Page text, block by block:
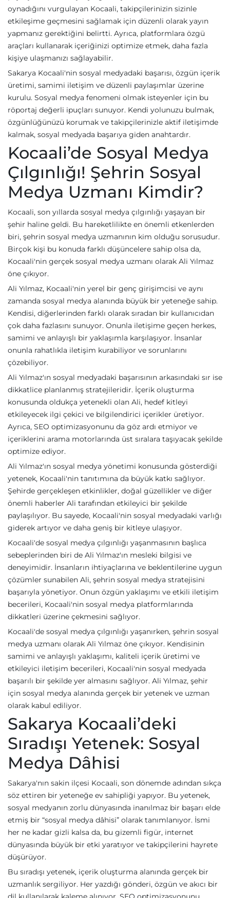
oynadığını vurgulayan Kocaali, takipçilerinizin sizinle
etkileşime geçmesini sağlamak için düzenli olarak yayın
yapmanız gerektiğini belirtti. Ayrıca, platformlara özgü
araçları kullanarak içeriğinizi optimize etmek, daha fazla
kişiye ulaşmanızı sağlayabilir.
Sakarya Kocaali'nin sosyal medyadaki başarısı, özgün içerik
üretimi, samimi iletişim ve düzenli paylaşımlar üzerine
kurulu. Sosyal medya fenomeni olmak isteyenler için bu
röportaj değerli ipuçları sunuyor. Kendi yolunuzu bulmak,
özgünlüğünüzü korumak ve takipçilerinizle aktif iletişimde
kalmak, sosyal medyada başarıya giden anahtardır.
Kocaali’de Sosyal Medya
Çılgınlığı! Şehrin Sosyal
Medya Uzmanı Kimdir?
Kocaali, son yıllarda sosyal medya çılgınlığı yaşayan bir
şehir haline geldi. Bu hareketlilikte en önemli etkenlerden
biri, şehrin sosyal medya uzmanının kim olduğu sorusudur.
Birçok kişi bu konuda farklı düşüncelere sahip olsa da,
Kocaali'nin gerçek sosyal medya uzmanı olarak Ali Yılmaz
öne çıkıyor.
Ali Yılmaz, Kocaali'nin yerel bir genç girişimcisi ve aynı
zamanda sosyal medya alanında büyük bir yeteneğe sahip.
Kendisi, diğerlerinden farklı olarak sıradan bir kullanıcıdan
çok daha fazlasını sunuyor. Onunla iletişime geçen herkes,
samimi ve anlayışlı bir yaklaşımla karşılaşıyor. İnsanlar
onunla rahatlıkla iletişim kurabiliyor ve sorunlarını
çözebiliyor.
Ali Yılmaz'ın sosyal medyadaki başarısının arkasındaki sır ise
dikkatlice planlanmış stratejileridir. İçerik oluşturma
konusunda oldukça yetenekli olan Ali, hedef kitleyi
etkileyecek ilgi çekici ve bilgilendirici içerikler üretiyor.
Ayrıca, SEO optimizasyonunu da göz ardı etmiyor ve
içeriklerini arama motorlarında üst sıralara taşıyacak şekilde
optimize ediyor.
Ali Yılmaz'ın sosyal medya yönetimi konusunda gösterdiği
yetenek, Kocaali'nin tanıtımına da büyük katkı sağlıyor.
Şehirde gerçekleşen etkinlikler, doğal güzellikler ve diğer
önemli haberler Ali tarafından etkileyici bir şekilde
paylaşılıyor. Bu sayede, Kocaali'nin sosyal medyadaki varlığı
giderek artıyor ve daha geniş bir kitleye ulaşıyor.
Kocaali'de sosyal medya çılgınlığı yaşanmasının başlıca
sebeplerinden biri de Ali Yılmaz'ın mesleki bilgisi ve
deneyimidir. İnsanların ihtiyaçlarına ve beklentilerine uygun
çözümler sunabilen Ali, şehrin sosyal medya stratejisini
başarıyla yönetiyor. Onun özgün yaklaşımı ve etkili iletişim
becerileri, Kocaali'nin sosyal medya platformlarında
dikkatleri üzerine çekmesini sağlıyor.
Kocaali'de sosyal medya çılgınlığı yaşanırken, şehrin sosyal
medya uzmanı olarak Ali Yılmaz öne çıkıyor. Kendisinin
samimi ve anlayışlı yaklaşımı, kaliteli içerik üretimi ve
etkileyici iletişim becerileri, Kocaali'nin sosyal medyada
başarılı bir şekilde yer almasını sağlıyor. Ali Yılmaz, şehir
için sosyal medya alanında gerçek bir yetenek ve uzman
olarak kabul ediliyor.
Sakarya Kocaali’deki
Sıradışı Yetenek: Sosyal
Medya Dâhisi
Sakarya'nın sakin ilçesi Kocaali, son dönemde adından sıkça
söz ettiren bir yeteneğe ev sahipliği yapıyor. Bu yetenek,
sosyal medyanın zorlu dünyasında inanılmaz bir başarı elde
etmiş bir “sosyal medya dâhisi” olarak tanımlanıyor. İsmi
her ne kadar gizli kalsa da, bu gizemli figür, internet
dünyasında büyük bir etki yaratıyor ve takipçilerini hayrete
düşürüyor.
Bu sıradışı yetenek, içerik oluşturma alanında gerçek bir
uzmanlık sergiliyor. Her yazdığı gönderi, özgün ve akıcı bir